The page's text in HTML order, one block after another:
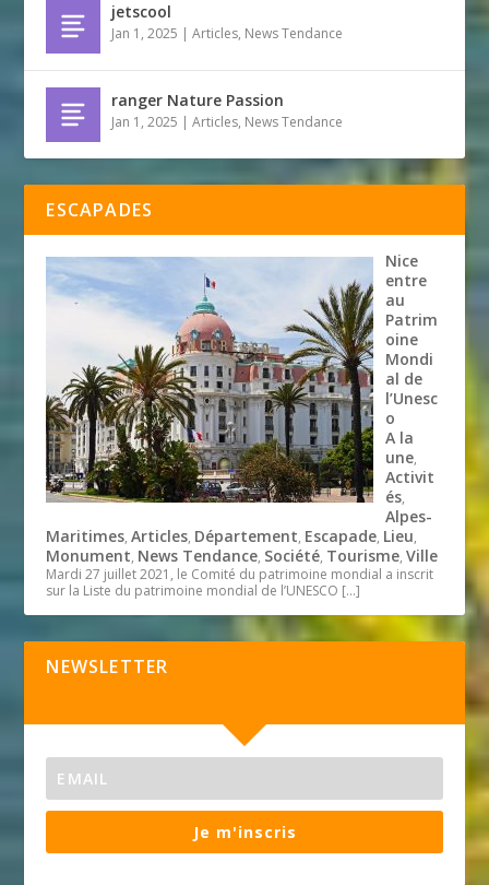
jetscool
Jan 1, 2025 |Articles, News Tendance
ranger Nature Passion
Jan 1, 2025 |Articles, News Tendance
ESCAPADES
Nice
entre
au
Patrim
oine
Mondi
al de
l’Unesc
o
A la
une,
Activit
és,
Alpes-
Maritimes,Articles, Département, Escapade, Lieu,
Monument, News Tendance, Société, Tourisme,Ville
Mardi 27 juillet 2021, le Comité du patrimoine mondial a inscrit
sur la Liste du patrimoine mondial de l’UNESCO […]
NEWSLETTER
Je m'inscris